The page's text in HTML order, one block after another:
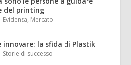
del printing
Evidenza, Mercato
innovare: la sfida di Plastik
Storie di successo